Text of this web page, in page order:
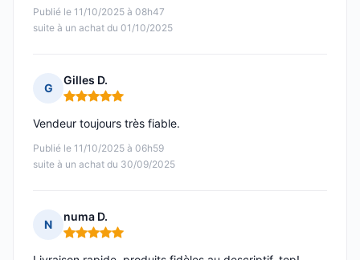
Publié le 11/10/2025 à 08h47
suite à un achat du 01/10/2025
G
Gilles D.
Note : 5 sur 5
Publié le 11/10/2025 à 06h59
suite à un achat du 30/09/2025
Vendeur toujours très fiable.
N
numa D.
Note : 5 sur 5